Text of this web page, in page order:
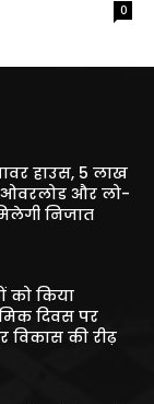
0
हाउस, 5 लाख
ओवरलोड और लो-
निजात
को किया
दिवस पर
की रीढ़